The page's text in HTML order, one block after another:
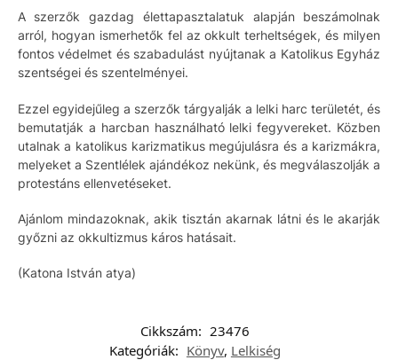
A szerzők gazdag élettapasztalatuk alapján beszámolnak
arról, hogyan ismerhetők fel az okkult terheltségek, és milyen
fontos védelmet és szabadulást nyújtanak a Katolikus Egyház
szentségei és szentelményei.
Ezzel egyidejűleg a szerzők tárgyalják a lelki harc területét, és
bemutatják a harcban használható lelki fegyvereket. Közben
utalnak a katolikus karizmatikus megújulásra és a karizmákra,
melyeket a Szentlélek ajándékoz nekünk, és megválaszolják a
protestáns ellenvetéseket.
Ajánlom mindazoknak, akik tisztán akarnak látni és le akarják
győzni az okkultizmus káros hatásait.
(Katona István atya)
Cikkszám: 23476
Kategóriák: Könyv, Lelkiség